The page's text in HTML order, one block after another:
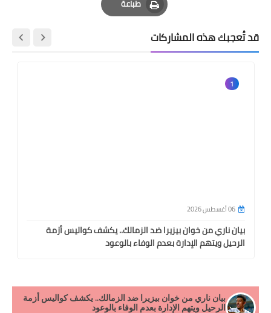
طباعة
Print
قد تُعجبك هذه المشاركات
1
06 أغسطس 2026
بيان ناري من خوان بيزيرا ضد الزمالك.. يكشف كواليس أزمة
الرحيل ويتهم الإدارة بعدم الوفاء بالوعود
بيان ناري من خوان بيزيرا ضد الزمالك.. يكشف كواليس أزمة
الرحيل ويتهم الإدارة بعدم الوفاء بالوعود